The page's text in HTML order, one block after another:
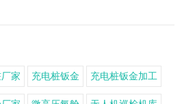
家 充电桩钣金 充电桩钣金加工